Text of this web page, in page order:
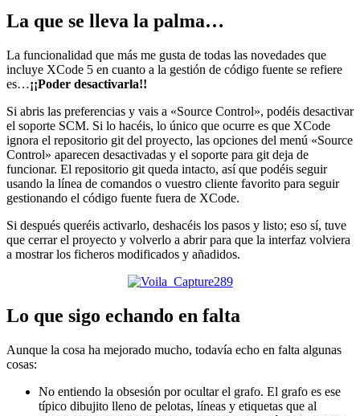
La que se lleva la palma…
La funcionalidad que más me gusta de todas las novedades que
incluye XCode 5 en cuanto a la gestión de código fuente se refiere
es…¡¡Poder desactivarla!!
Si abris las preferencias y vais a «Source Control», podéis desactivar
el soporte SCM. Si lo hacéis, lo único que ocurre es que XCode
ignora el repositorio git del proyecto, las opciones del menú «Source
Control» aparecen desactivadas y el soporte para git deja de
funcionar. El repositorio git queda intacto, así que podéis seguir
usando la línea de comandos o vuestro cliente favorito para seguir
gestionando el código fuente fuera de XCode.
Si después queréis activarlo, deshacéis los pasos y listo; eso sí, tuve
que cerrar el proyecto y volverlo a abrir para que la interfaz volviera
a mostrar los ficheros modificados y añadidos.
Lo que sigo echando en falta
Aunque la cosa ha mejorado mucho, todavía echo en falta algunas
cosas:
No entiendo la obsesión por ocultar el grafo. El grafo es ese
típico dibujito lleno de pelotas, líneas y etiquetas que al